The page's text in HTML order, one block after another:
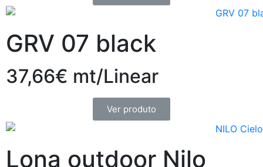
GRV 07 black
37,66€ mt/Linear
Ver produto
Lona outdoor Nilo